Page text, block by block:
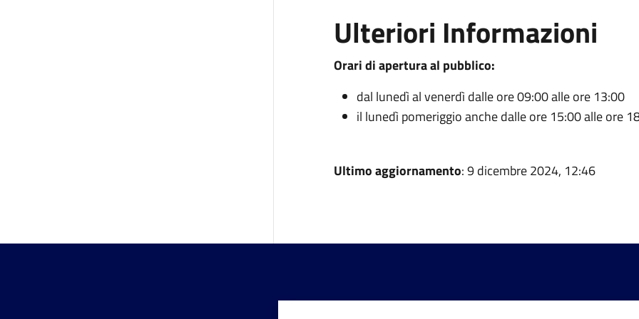
Ulteriori Informazioni
Orari di apertura al pubblico:
dal lunedì al venerdì dalle ore 09:00 alle ore 13:00
il lunedì pomeriggio anche dalle ore 15:00 alle ore
Ultimo aggiornamento: 9 dicembre 2024, 12:46